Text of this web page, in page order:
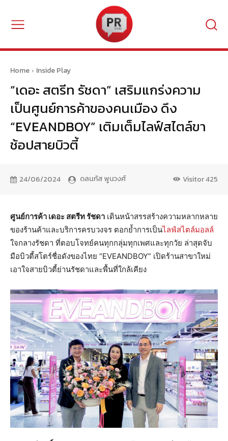
Home Inside Play
“เดอะ สตรีท รัชดา” เสริมแกร่งความ
เป็นศูนย์การค้าของคนเมือง ดึง
“EVEANDBOY” เติมเต็มไลฟ์สไตล์ขา
ช้อปสายบิวตี้
24/06/2024 ดลนภัส พูนวงศ์ Visitor425
ศูนย์การค้า เดอะ สตรีท รัชดา เดินหน้าสรรสร้างความหลากหลาย
ของร้านค้าและบริการครบวงจร ตอกย้ำการเป็นไลฟ์สไตล์มอลล์
ใจกลางรัชดา ที่ตอบโจทย์คนทุกกลุ่มทุกเพศและทุกวัย ล่าสุดจับ
มือบิวตี้สโตร์ชื่อดังของไทย “EVEANDBOY” เปิดร้านสาขาใหม่
เอาใจสายบิวตี้ย่านรัชดาและพื้นที่ใกล้เคียง